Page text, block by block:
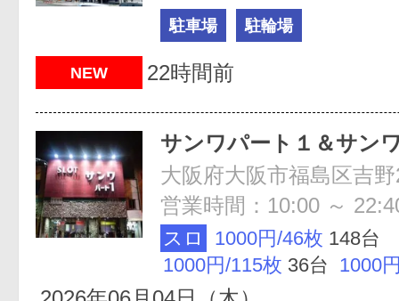
駐車場 駐輪場
NEW 22時間前
サンワパート１＆サン
大阪府大阪市福島区吉
営業時間：10:00 ～
スロ 1000円/46枚 148台
1000円/115枚 36台 1000